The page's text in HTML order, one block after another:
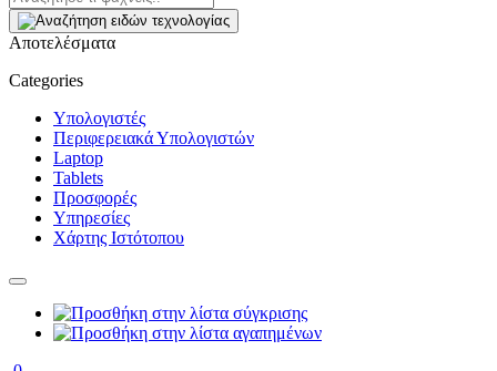
Αποτελέσματα
Categories
Υπολογιστές
Περιφερειακά Υπολογιστών
Laptop
Tablets
Προσφορές
Υπηρεσίες
Χάρτης Ιστότοπου